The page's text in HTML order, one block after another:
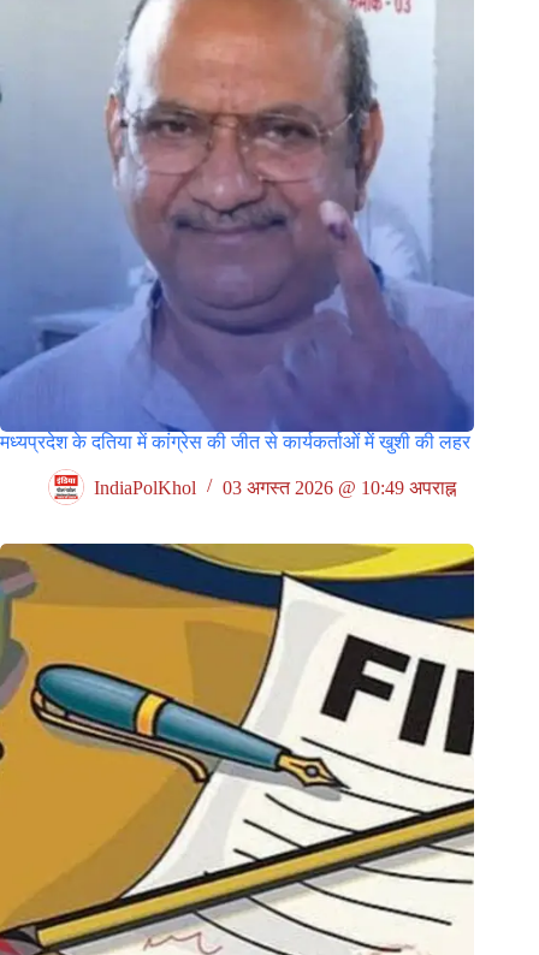
मध्यप्रदेश के दतिया में कांग्रेस की जीत से कार्यकर्ताओं में खुशी की लहर
IndiaPolKhol 03 अगस्त 2026 @ 10:49 अपराह्न